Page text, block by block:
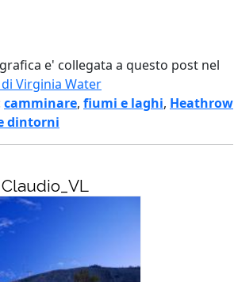
e' collegata a questo post nel
Virginia Water
camminare, fiumi e laghi, Heathrow
dintorni